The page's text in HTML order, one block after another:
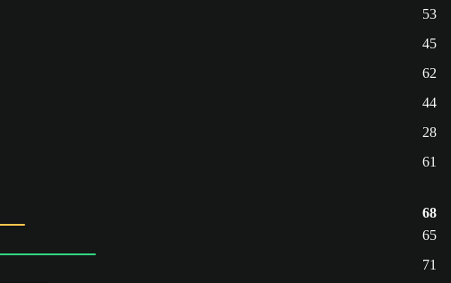
53
45
62
44
28
61
68
65
71